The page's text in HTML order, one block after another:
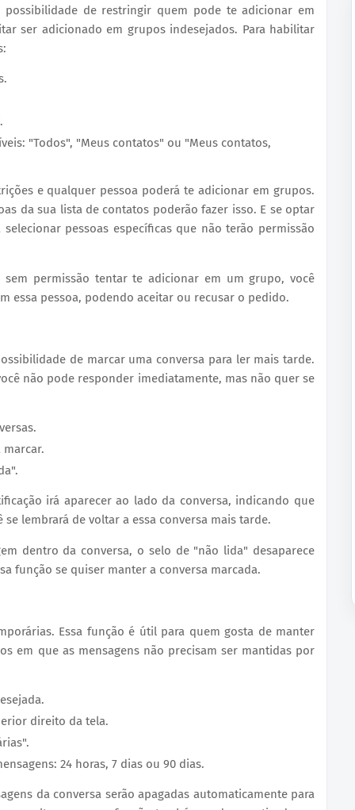
de restringir quem pode te adicionar em
ser adicionado em grupos indesejados. Para habilitar
"Todos", "Meus contatos" ou "Meus contatos,
e qualquer pessoa poderá te adicionar em grupos.
da sua lista de contatos poderão fazer isso. E se optar
pessoas específicas que não terão permissão
sem permissão tentar te adicionar em um grupo, você
essa pessoa, podendo aceitar ou recusar o pedido.
de marcar uma conversa para ler mais tarde.
não pode responder imediatamente, mas não quer se
marcar.
irá aparecer ao lado da conversa, indicando que
lembrará de voltar a essa conversa mais tarde.
dentro da conversa, o selo de "não lida" desaparece
função se quiser manter a conversa marcada.
Essa função é útil para quem gosta de manter
em que as mensagens não precisam ser mantidas por
direito da tela.
24 horas, 7 dias ou 90 dias.
da conversa serão apagadas automaticamente para